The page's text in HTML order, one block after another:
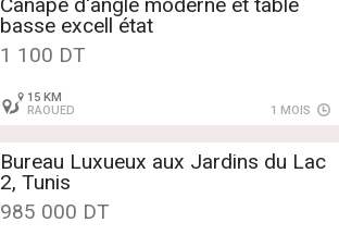
Canapé d'angle moderne et table
basse excell état
1 100 DT
15 KM
RAOUED
1 MOIS
Bureau Luxueux aux Jardins du Lac
2, Tunis
985 000 DT